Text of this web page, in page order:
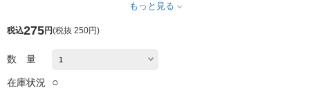
もっと見る
税込275円(税抜 250円)
数 量
在庫状況 ○